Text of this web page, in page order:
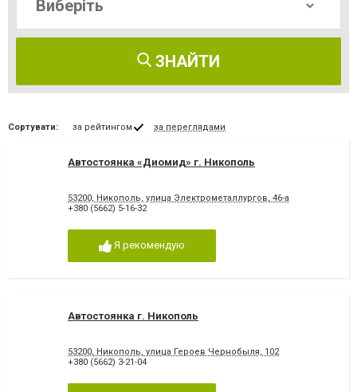
ЗНАЙТИ
Сортувати: за рейтингом за переглядами
Автостоянка «Диомид» г. Никополь
53200, Никополь, улица Электрометаллургов, 46-а
+380 (5662) 5-16-32
Я рекомендую
Автостоянка г. Никополь
53200, Никополь, улица Героев Чернобыля, 102
+380 (5662) 3-21-04